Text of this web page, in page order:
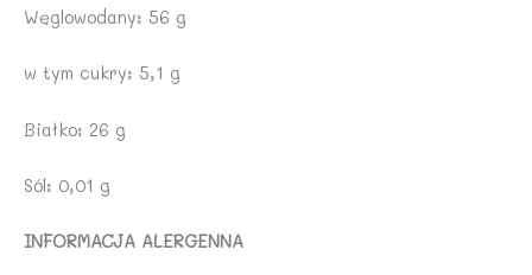
Węglowodany: 56 g
w tym cukry: 5,1 g
Białko: 26 g
Sól: 0,01 g
INFORMACJA ALERGENNA